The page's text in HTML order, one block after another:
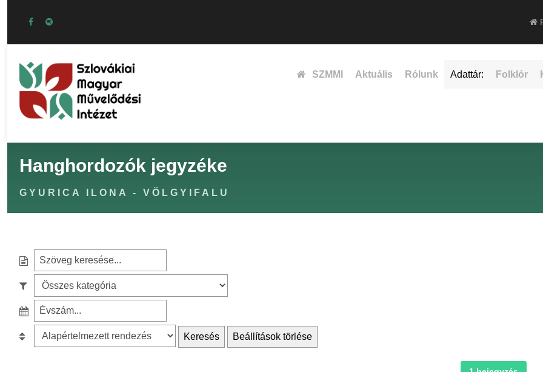
SZMMI Aktuális Rólunk Adattár: Folklór
Hanghordozók jegyzéke
GYURICA ILONA - VÖLGYIFALU
e
c
z
é
z
e
Keresés Beállítások törlése